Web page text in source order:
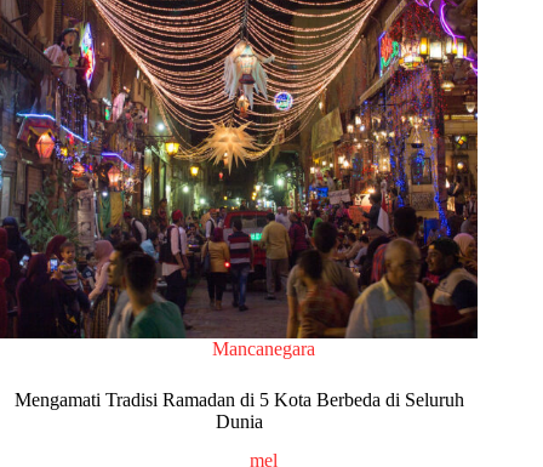
Mancanegara
Mengamati Tradisi Ramadan di 5 Kota Berbeda di Seluruh
Dunia
mel